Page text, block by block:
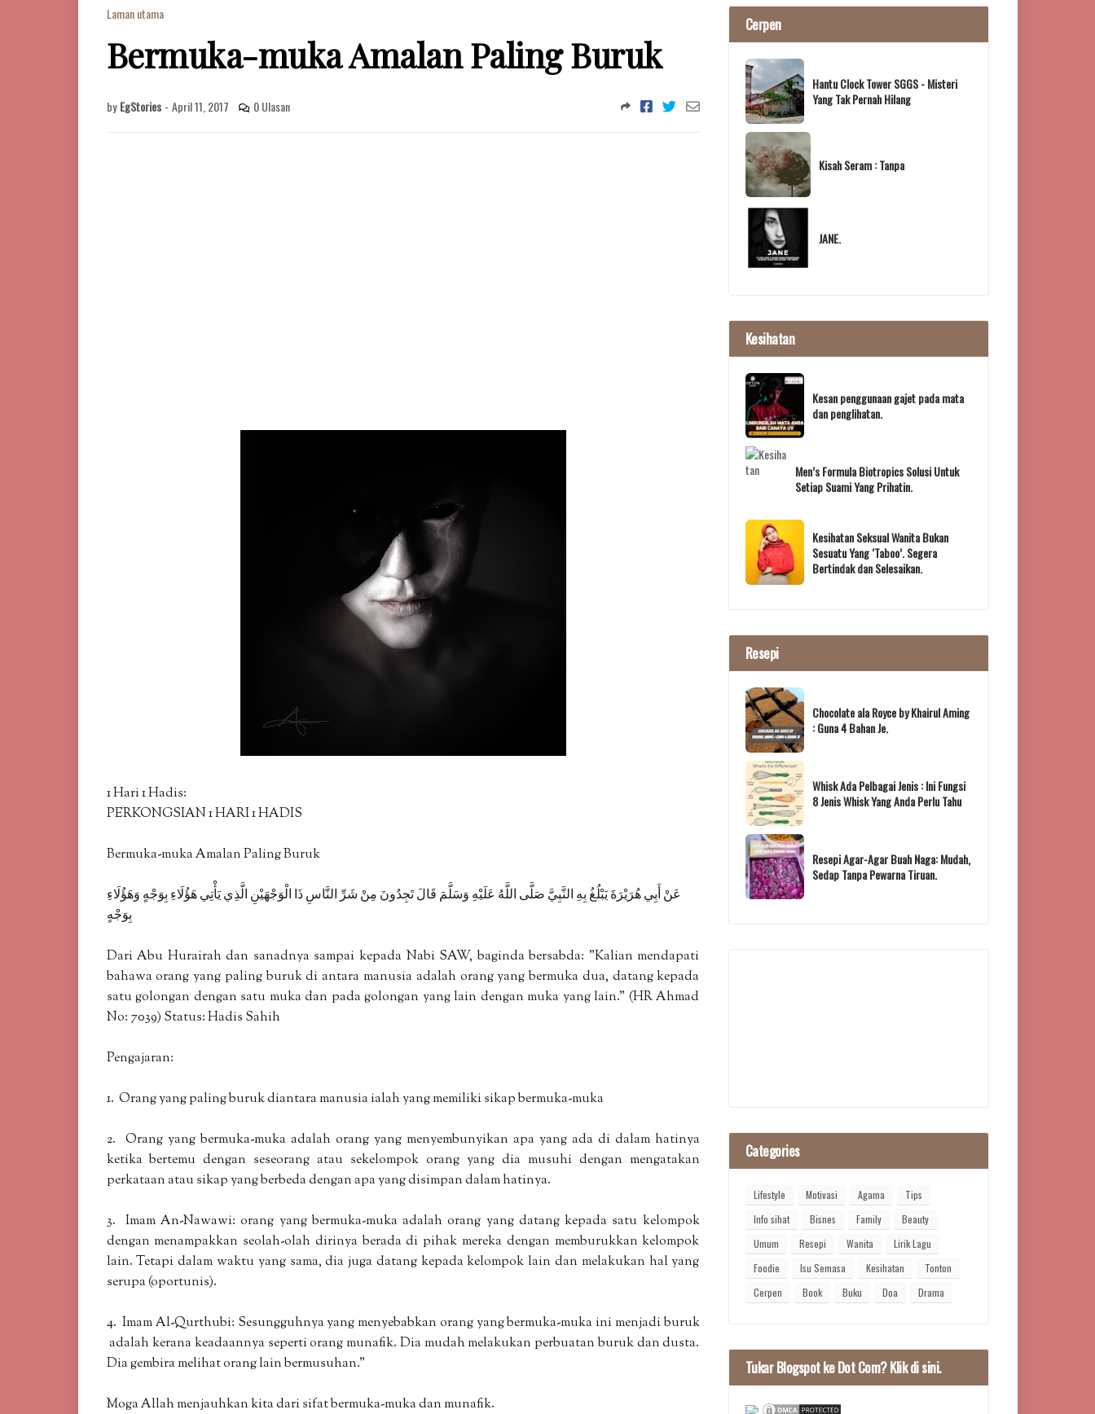
Laman utama
Bermuka-muka Amalan Paling Buruk
by EgStories - April 11, 2017 0 Ulasan
1 Hari 1 Hadis:
PERKONGSIAN 1 HARI 1 HADIS
Bermuka-muka Amalan Paling Buruk
عَنْ أَبِي هُرَيْرَةَ يَبْلُغُ بِهِ النَّبِيَّ صَلَّى اللَّهُ عَلَيْهِ وَسَلَّمَ قَالَ تَجِدُونَ مِنْ شَرِّ النَّاسِ ذَا الْوَجْهَيْنِ الَّذِي يَأْتِي هَؤُلَاءِ بِوَجْهٍ وَهَؤُلَاءِ
بِوَجْهٍ
Dari Abu Hurairah dan sanadnya sampai kepada Nabi SAW, baginda bersabda: "Kalian mendapati
bahawa orang yang paling buruk di antara manusia adalah orang yang bermuka dua, datang kepada
satu golongan dengan satu muka dan pada golongan yang lain dengan muka yang lain." (HR Ahmad
No: 7039) Status: Hadis Sahih
Pengajaran:
1. Orang yang paling buruk diantara manusia ialah yang memiliki sikap bermuka-muka
2. Orang yang bermuka-muka adalah orang yang menyembunyikan apa yang ada di dalam hatinya
ketika bertemu dengan seseorang atau sekelompok orang yang dia musuhi dengan mengatakan
perkataan atau sikap yang berbeda dengan apa yang disimpan dalam hatinya.
3. Imam An-Nawawi: orang yang bermuka-muka adalah orang yang datang kepada satu kelompok
dengan menampakkan seolah-olah dirinya berada di pihak mereka dengan memburukkan kelompok
lain. Tetapi dalam waktu yang sama, dia juga datang kepada kelompok lain dan melakukan hal yang
serupa (oportunis).
4. Imam Al-Qurthubi: Sesungguhnya yang menyebabkan orang yang bermuka-muka ini menjadi buruk
adalah kerana keadaannya seperti orang munafik. Dia mudah melakukan perbuatan buruk dan dusta.
Dia gembira melihat orang lain bermusuhan.”
Moga Allah menjauhkan kita dari sifat bermuka-muka dan munafik.
Cerpen
Hantu Clock Tower SGGS - Misteri
Yang Tak Pernah Hilang
Kisah Seram : Tanpa
JANE.
Kesihatan
Kesan penggunaan gajet pada mata
dan penglihatan.
Men’s Formula Biotropics Solusi Untuk
Setiap Suami Yang Prihatin.
Kesihatan Seksual Wanita Bukan
Sesuatu Yang ‘Taboo’. Segera
Bertindak dan Selesaikan.
Resepi
Chocolate ala Royce by Khairul Aming
: Guna 4 Bahan Je.
Whisk Ada Pelbagai Jenis : Ini Fungsi
8 Jenis Whisk Yang Anda Perlu Tahu
Resepi Agar-Agar Buah Naga: Mudah,
Sedap Tanpa Pewarna Tiruan.
Categories
Lifestyle Motivasi Agama
Tips
Info sihat
Bisnes Family
Beauty
Umum
Resepi Wanita
Lirik Lagu
Foodie
Isu Semasa Kesihatan
Tonton
Cerpen
Book Buku Doa Drama
Tukar Blogspot ke Dot Com? Klik di sini.